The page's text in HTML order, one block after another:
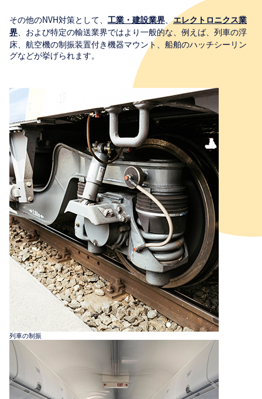
その他のNVH対策として、 工業・建設業界 、エレクトロニクス業
界
、および特定の輸送業界ではより一般的な、例えば、列車の浮
床、航空機の制振装置付き機器マウント、船舶のハッチシーリン
グなどが挙げられます。
列車の制振